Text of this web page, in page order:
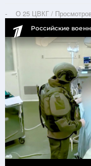
О 25 ЦВКГ /